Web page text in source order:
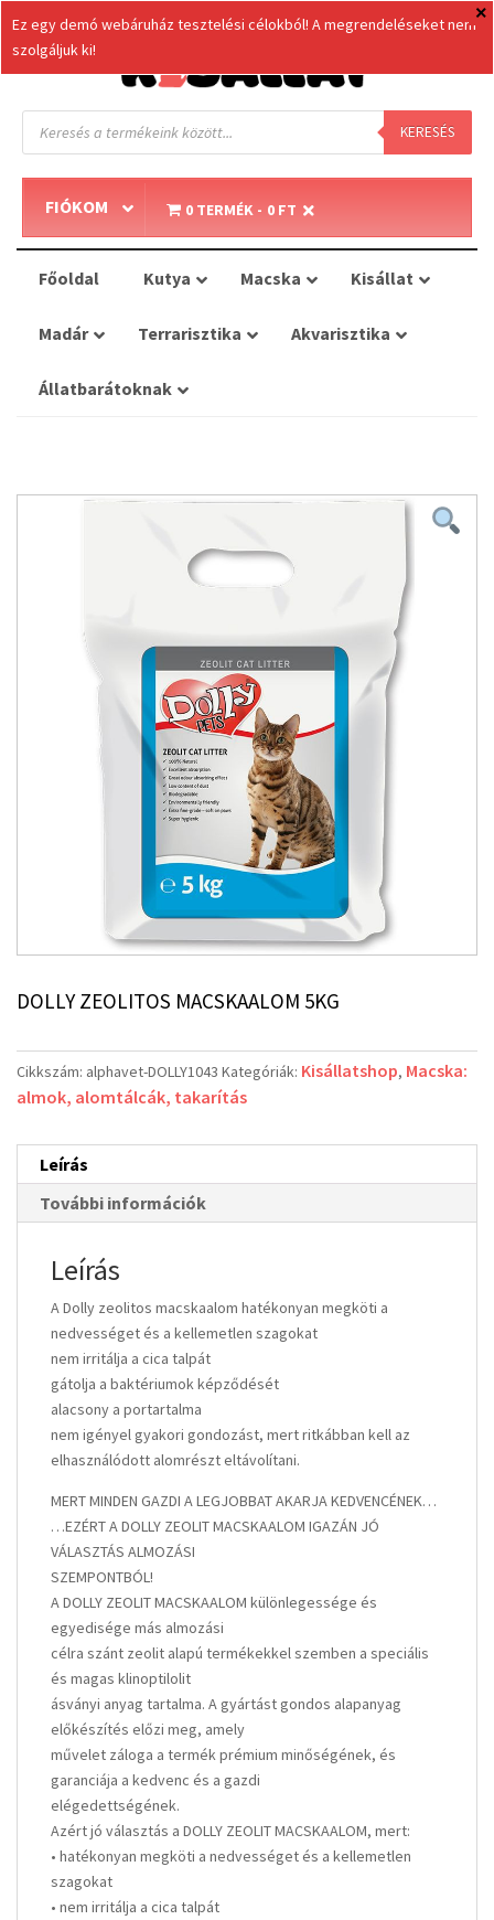
Products
search KERESÉS
FIÓKOM 0 TERMÉK 0 FT
Főoldal Kutya Macska Kisállat
Madár Terrarisztika Akvarisztika
Állatbarátoknak
DOLLY ZEOLITOS MACSKAALOM 5KG
Cikkszám: alphavet-DOLLY1043 Kategóriák: Kisállatshop, Macska:
almok, alomtálcák, takarítás
Leírás
További információk
Leírás
A Dolly zeolitos macskaalom hatékonyan megköti a
nedvességet és a kellemetlen szagokat
nem irritálja a cica talpát
gátolja a baktériumok képződését
alacsony a portartalma
nem igényel gyakori gondozást, mert ritkábban kell az
elhasználódott alomrészt eltávolítani.
MERT MINDEN GAZDI A LEGJOBBAT AKARJA KEDVENCÉNEK…
…EZÉRT A DOLLY ZEOLIT MACSKAALOM IGAZÁN JÓ
VÁLASZTÁS ALMOZÁSI
SZEMPONTBÓL!
A DOLLY ZEOLIT MACSKAALOM különlegessége és
egyedisége más almozási
célra szánt zeolit alapú termékekkel szemben a speciális
és magas klinoptilolit
ásványi anyag tartalma. A gyártást gondos alapanyag
előkészítés előzi meg, amely
művelet záloga a termék prémium minőségének, és
garanciája a kedvenc és a gazdi
elégedettségének.
Azért jó választás a DOLLY ZEOLIT MACSKAALOM, mert:
• hatékonyan megköti a nedvességet és a kellemetlen
szagokat
• nem irritálja a cica talpát
Ez egy demó webáruház tesztelési célokból! A megrendeléseket nem
szolgáljuk ki!